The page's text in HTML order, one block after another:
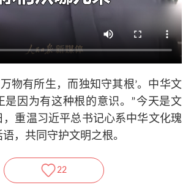
万物有所生，而独知守其根’。中华文
是因为有这种根的意识。”今天是文
，重温习近平总书记心系中华文化瑰
，共同守护文明之根。
22